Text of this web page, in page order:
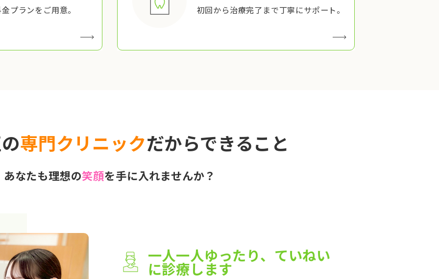
プランをご用意。 初回から治療完了まで丁寧にサポート。
専門クリニックだからできること
あなたも理想の笑顔を手に入れませんか？
一人一人ゆったり、ていねい
に診療します